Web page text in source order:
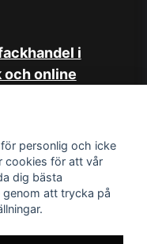
i
och online
starten 1965 varit
Du kan känna dig
köp hos oss
om det är i butiken i
eller online. Det går
att kontakta oss via
per telefon. Vår butik
öppettider har
personlig och icke
cookies för att vår
dig bästa
att trycka på